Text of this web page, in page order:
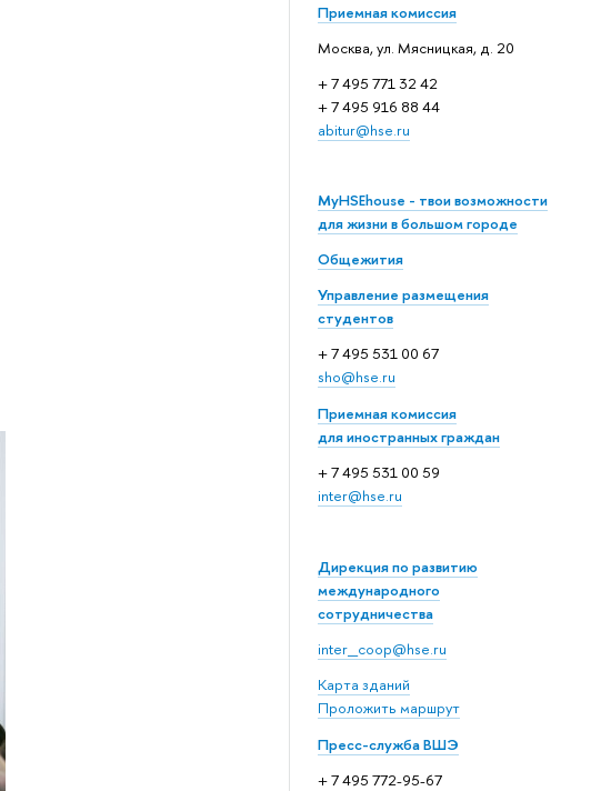
Приемная комиссия
Москва, ул. Мясницкая, д. 20
+ 7 495 771 32 42
+ 7 495 916 88 44
abitur@hse.ru
MyHSEhouse - твои возможности
для жизни в большом городе
Общежития
Управление размещения
студентов
+ 7 495 531 00 67
sho@hse.ru
Приемная комиссия
для иностранных граждан
+ 7 495 531 00 59
inter@hse.ru
Дирекция по развитию
международного
сотрудничества
inter_coop@hse.ru
Карта зданий
Проложить маршрут
Пресс-служба ВШЭ
+ 7 495 772-95-67